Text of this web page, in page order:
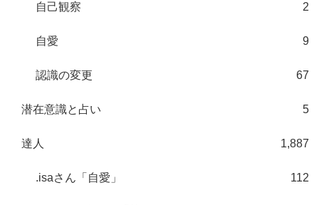
自己観察 2
自愛 9
認識の変更 67
潜在意識と占い 5
達人 1,887
.isaさん「自愛」 112